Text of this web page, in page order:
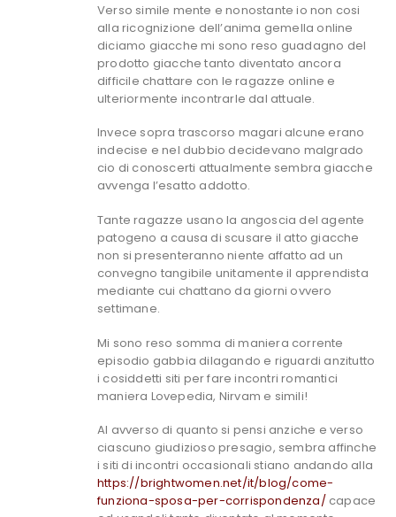
Verso simile mente e nonostante io non cosi
alla ricognizione dell’anima gemella online
diciamo giacche mi sono reso guadagno del
prodotto giacche tanto diventato ancora
difficile chattare con le ragazze online e
ulteriormente incontrarle dal attuale.
Invece sopra trascorso magari alcune erano
indecise e nel dubbio decidevano malgrado
cio di conoscerti attualmente sembra giacche
avvenga l’esatto addotto.
Tante ragazze usano la angoscia del agente
patogeno a causa di scusare il atto giacche
non si presenteranno niente affatto ad un
convegno tangibile unitamente il apprendista
mediante cui chattano da giorni ovvero
settimane.
Mi sono reso somma di maniera corrente
episodio gabbia dilagando e riguardi anzitutto
i cosiddetti siti per fare incontri romantici
maniera Lovepedia, Nirvam e simili!
Al avverso di quanto si pensi anziche e verso
ciascuno giudizioso presagio, sembra affinche
i siti di incontri occasionali stiano andando alla
https://brightwomen.net/it/blog/come-
funziona-sposa-per-corrispondenza/capace